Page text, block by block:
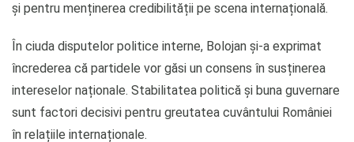
și pentru menținerea credibilității pe scena internațională.
În ciuda disputelor politice interne, Bolojan și-a exprimat
încrederea că partidele vor găsi un consens în susținerea
intereselor naționale. Stabilitatea politică și buna guvernare
sunt factori decisivi pentru greutatea cuvântului României
în relațiile internaționale.